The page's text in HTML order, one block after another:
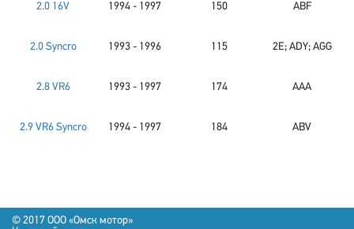
2.0 16V 1994 - 1997 150 ABF
2.0 Syncro 1993 - 1996 115 2E; ADY; AGG
2.8 VR6 1993 - 1997 174 AAA
2.9 VR6 Syncro 1994 - 1997 184 ABV
© 2017 OOO «Омск мотор»